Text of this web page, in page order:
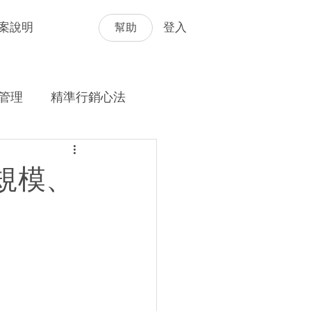
說明 幫助 登入
理 精準行銷心法
、